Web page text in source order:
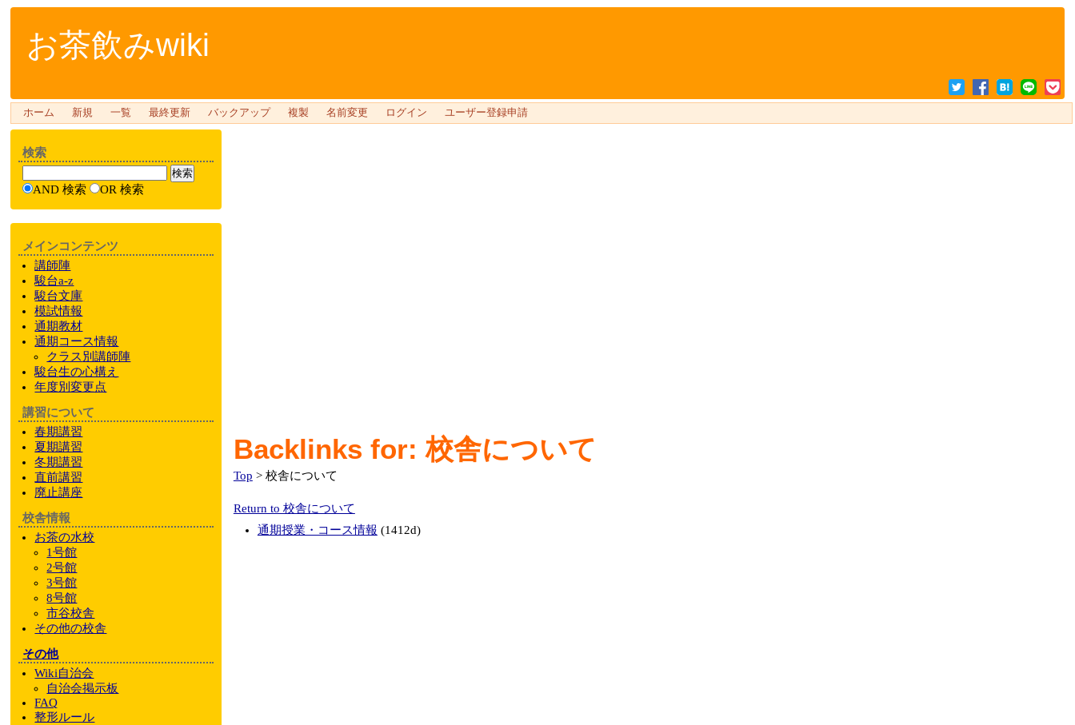
お茶飲みwiki
ホーム 新規 一覧 最終更新 バックアップ 複製 名前変更 ログイン ユーザー登録申請
Backlinks for: 校舎について
Top > 校舎について
Return to 校舎について
通期授業・コース情報 (1412d)
検索
AND 検索 OR 検索
メインコンテンツ
講師陣
駿台a-z
駿台文庫
模試情報
通期教材
通期 コース情報
クラス別講師陣
駿台生の心構え
年度別変更点
講習について
春期講習
夏期講習
冬期講習
直前講習
廃止講座
校舎情報
お茶の水校
1号館
2号館
3号館
8号館
市谷校舎
その他の校舎
その他
Wiki自治会
自治会掲示板
FAQ
整形ルール